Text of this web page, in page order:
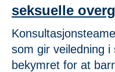
seksuelle
som gir veiledning
bekymret for at